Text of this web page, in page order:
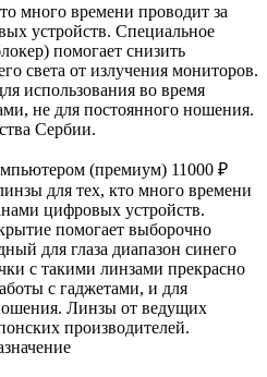
много времени проводит за
устройств. Специальное
помогает снизить
света от излучения мониторов.
использования во время
не для постоянного ношения.
Сербии.
(премиум) 11000 ₽
для тех, кто много времени
цифровых устройств.
помогает выборочно
для глаза диапазон синего
с такими линзами прекрасно
с гаджетами, и для
Линзы от ведущих
производителей.